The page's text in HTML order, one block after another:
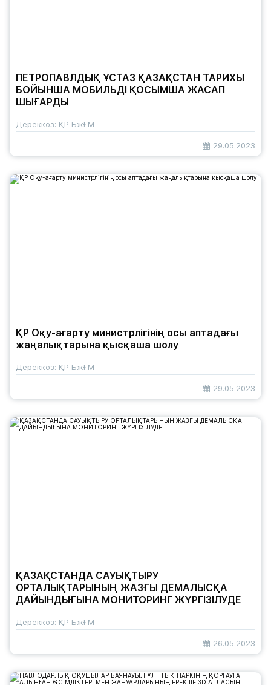
ПЕТРОПАВЛДЫҚ ҰСТАЗ ҚАЗАҚСТАН ТАРИХЫ
БОЙЫНША МОБИЛЬДІ ҚОСЫМША ЖАСАП
ШЫҒАРДЫ
Дереккөз: ҚР БжҒМ
29.05.2023
ҚР Оқу-ағарту министрлігінің осы аптадағы
жаңалықтарына қысқаша шолу
Дереккөз: ҚР БжҒМ
29.05.2023
ҚАЗАҚСТАНДА САУЫҚТЫРУ
ОРТАЛЫҚТАРЫНЫҢ ЖАЗҒЫ ДЕМАЛЫСҚА
ДАЙЫНДЫҒЫНА МОНИТОРИНГ ЖҮРГІЗІЛУДЕ
Дереккөз: ҚР БжҒМ
26.05.2023